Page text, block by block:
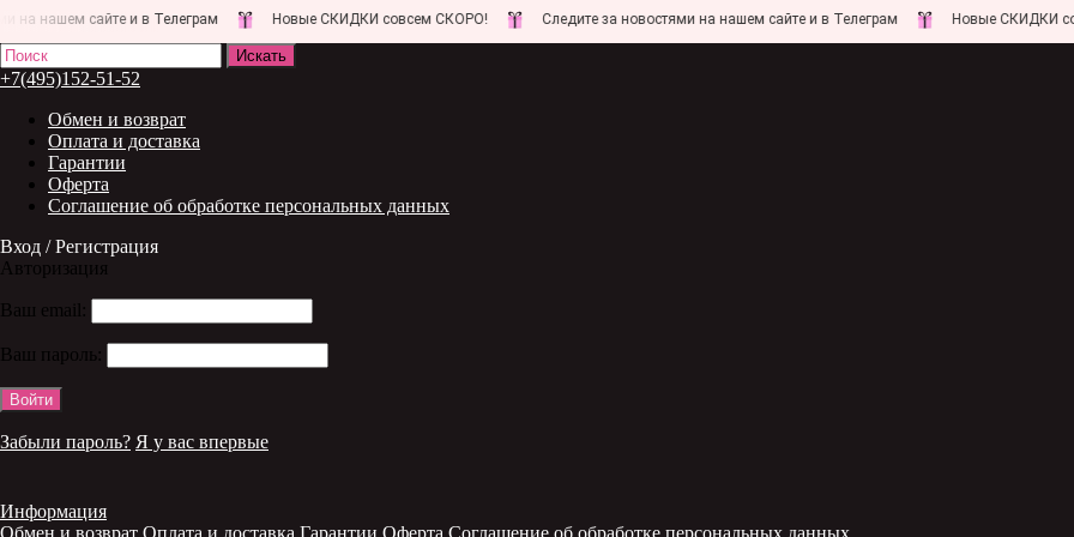
сайте и в Телеграм Новые СКИДКИ совсем СКОРО! Следите за новостями на нашем сайте и в Телеграм Новые СКИДКИ совсем
+7(495)152-51-52
Обмен и возврат
Оплата и доставка
Гарантии
Оферта
Соглашение об обработке персональных данных
Вход / Регистрация
Авторизация
Ваш email:
Ваш пароль:
Забыли пароль? Я у вас впервые
Информация
Обмен и возврат Оплата и доставка Гарантии Оферта Соглашение об обработке персональных данных